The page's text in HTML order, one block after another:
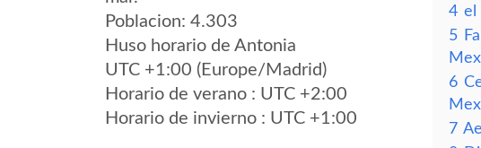
Poblacion: 4.303
Huso horario de Antonia
UTC +1:00 (Europe/Madrid)
Horario de verano : UTC +2:00
Horario de invierno : UTC +1:00
4 el
5
6
7